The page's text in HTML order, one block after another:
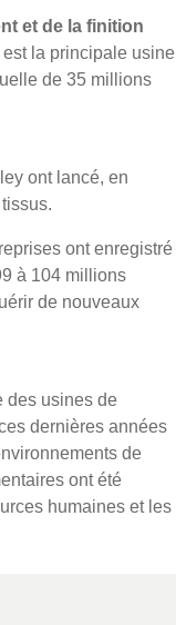
et de la finition
la principale usine
de 35 millions
ont lancé, en
ont enregistré
à 104 millions
de nouveaux
des usines de
dernières années
de
ont été
humaines et les